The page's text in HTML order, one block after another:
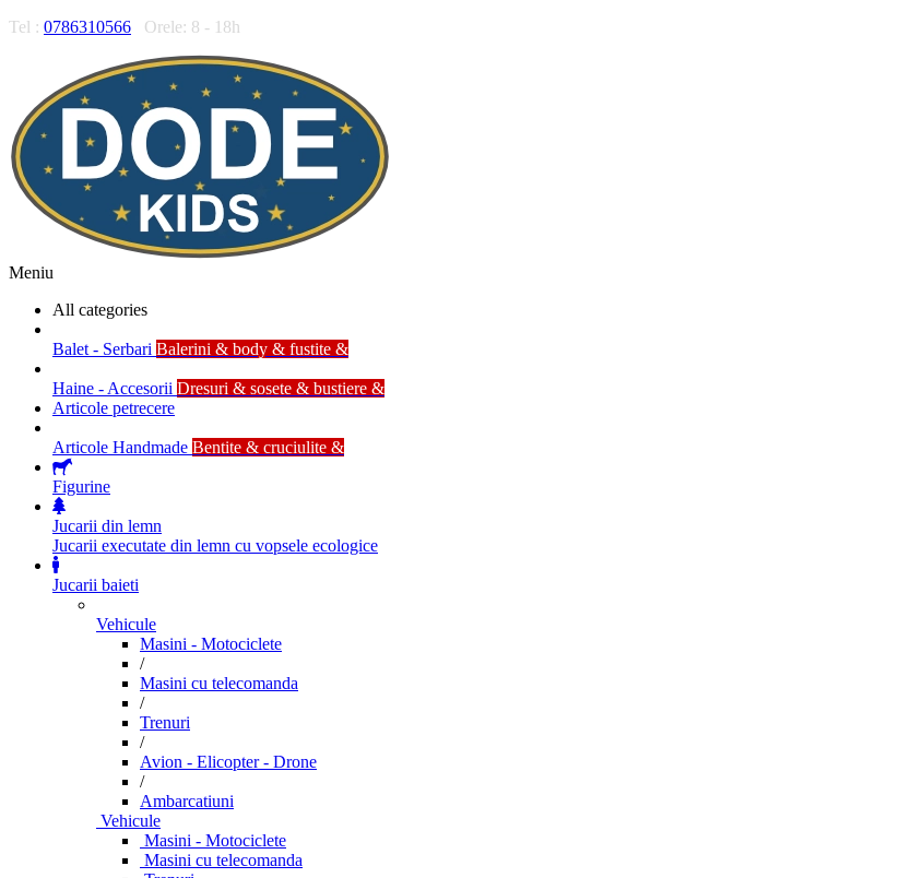
Tel : 0786310566 Orele: 8 - 18h
Meniu
All categories
Balet - Serbari Balerini & body & fustite &
Haine - Accesorii Dresuri & sosete & bustiere &
Articole petrecere
Articole Handmade Bentite & cruciulite &
Figurine
Jucarii din lemn
Jucarii executate din lemn cu vopsele ecologice
Jucarii baieti
Vehicule
Masini - Motociclete
/
Masini cu telecomanda
/
Trenuri
/
Avion - Elicopter - Drone
/
Ambarcatiuni
Vehicule
Masini - Motociclete
Masini cu telecomanda